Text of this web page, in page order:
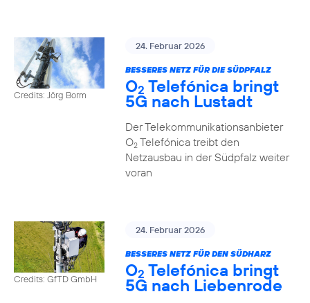
Credits: Jörg Borm
24. Februar 2026
BESSERES NETZ FÜR DIE SÜDPFALZ
O2 Telefónica bringt
5G nach Lustadt
Der Telekommunikationsanbieter
O2Telefónica treibt den
Netzausbau in der Südpfalz weiter
voran
Credits: GfTD GmbH
24. Februar 2026
BESSERES NETZ FÜR DEN SÜDHARZ
O2 Telefónica bringt
5G nach Liebenrode